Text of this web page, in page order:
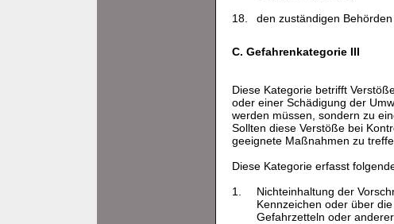
18.
den zuständigen
C. Gefahrenkategorie III
Diese Kategorie betrifft
oder einer Schädigung der
werden müssen, sondern zu
Sollten diese Verstöße bei
geeignete Maßnahmen zu
Diese Kategorie erfasst
1.
Nichteinhaltung der
Kennzeichen oder über
Gefahrzetteln oder